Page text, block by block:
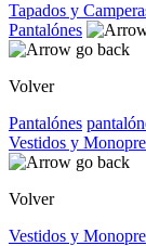
Tapados y
Pantalónes
Volver
Pantalónes
Vestidos y
Volver
Vestidos y